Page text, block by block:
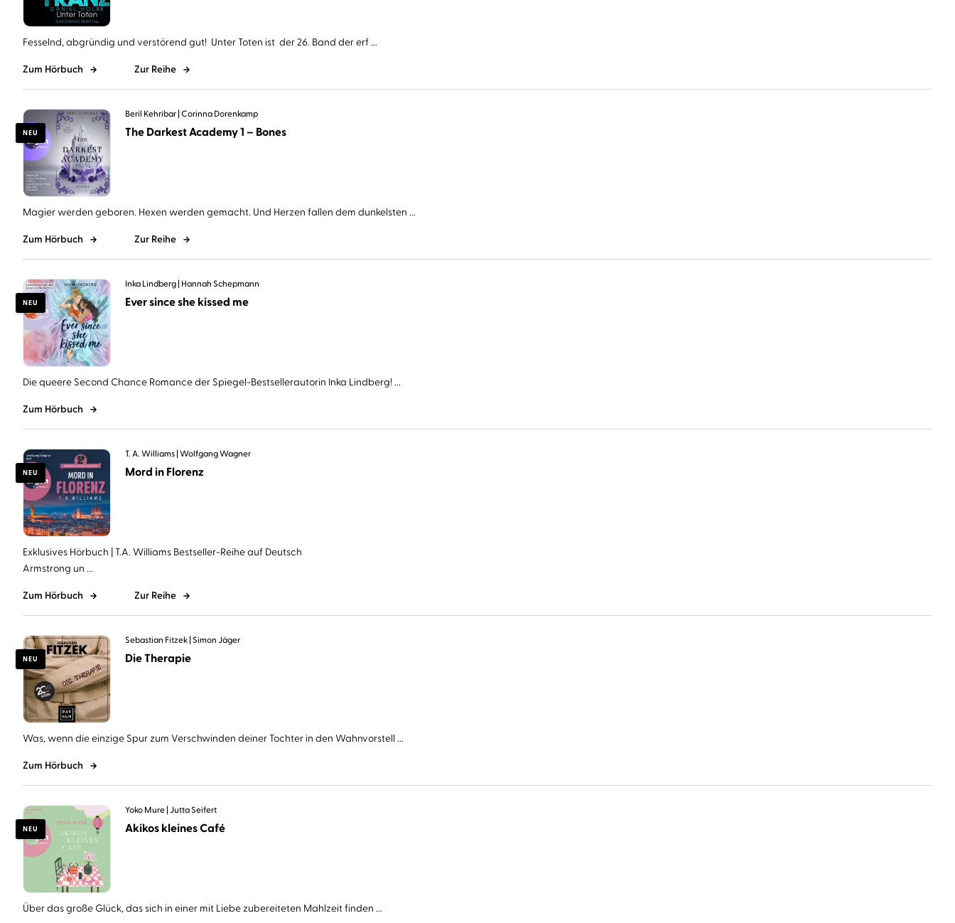
Fesselnd, abgründig und verstörend gut! Unter Toten ist der 26. Band der erf ...
Zum Hörbuch Zur Reihe
NEU
Beril Kehribar Corinna Dorenkamp
The Darkest Academy 1 – Bones
Magier werden geboren. Hexen werden gemacht. Und Herzen fallen dem dunkelsten ...
Zum Hörbuch Zur Reihe
NEU
Inka Lindberg Hannah Schepmann
Ever since she kissed me
Die queere Second Chance Romance der Spiegel-Bestsellerautorin Inka Lindberg! ...
Zum Hörbuch
NEU
T. A. Williams Wolfgang Wagner
Mord in Florenz
Exklusives Hörbuch | T.A. Williams Bestseller-Reihe auf Deutsch
Armstrong un ...
Zum Hörbuch Zur Reihe
NEU
Sebastian Fitzek Simon Jäger
Die Therapie
Was, wenn die einzige Spur zum Verschwinden deiner Tochter in den Wahnvorstell ...
Zum Hörbuch
NEU
Yoko Mure Jutta Seifert
Akikos kleines Café
Über das große Glück, das sich in einer mit Liebe zubereiteten Mahlzeit finden ...